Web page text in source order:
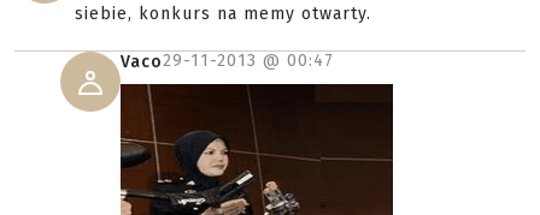
siebie, konkurs na memy otwarty.
Vaco29-11-2013 @ 00:47